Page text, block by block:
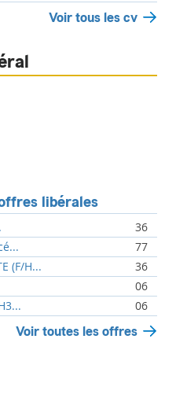
Voir tous les cv
libérales
36
77
(F/H...
36
06
06
Voir toutes les offres